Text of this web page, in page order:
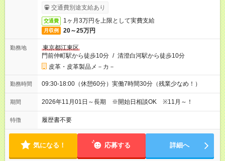
交通費別途支給あり
交通費 1ヶ月3万円を上限として実費支給
月収例 20～25万円
勤務地
東京都江東区
門前仲町駅から徒歩10分 / 清澄白河駅から徒歩10分
皮革・皮革製品メ－カ－
勤務時間 09:30-18:00（休憩60分）実働7時間30分（残業少なめ！）
期間 2026年11月01日～長期 ※開始日相談OK ※11月～！
特徴 履歴書不要
気になる！ 応募する 詳細へ